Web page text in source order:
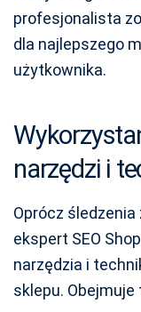
profesjonalista
dla najlepszego
użytkownika.
narzędzi i
Oprócz
ekspert SEO
narzędzia i
sklepu. Obejmuje